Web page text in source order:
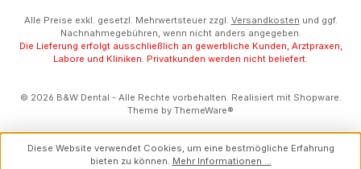
Alle Preise exkl. gesetzl. Mehrwertsteuer zzgl. Versandkosten und ggf.
Nachnahmegebühren, wenn nicht anders angegeben.
Die Lieferung erfolgt ausschließlich an gewerbliche Kunden, Arztpraxen,
Labore und Kliniken. Privatkunden werden nicht beliefert.
© 2026 B&W Dental - Alle Rechte vorbehalten. Realisiert mit Shopware.
Theme by ThemeWare®
Diese Website verwendet Cookies, um eine bestmögliche Erfahrung
bieten zu können. Mehr Informationen ...